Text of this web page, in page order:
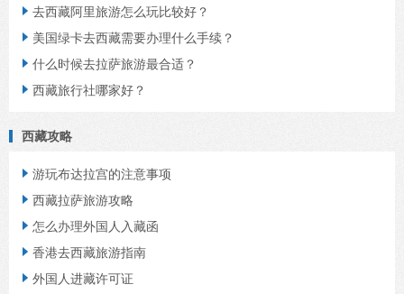
 去西藏阿里旅游怎么玩比较好？
 美国绿卡去西藏需要办理什么手续？
 什么时候去拉萨旅游最合适？
 西藏旅行社哪家好？
西藏攻略
 游玩布达拉宫的注意事项
 西藏拉萨旅游攻略
 怎么办理外国人入藏函
 香港去西藏旅游指南
 外国人进藏许可证